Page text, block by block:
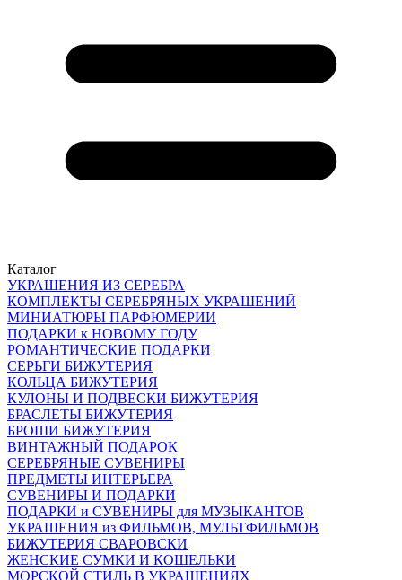
Каталог
УКРАШЕНИЯ ИЗ СЕРЕБРА
КОМПЛЕКТЫ СЕРЕБРЯНЫХ УКРАШЕНИЙ
МИНИАТЮРЫ ПАРФЮМЕРИИ
ПОДАРКИ к НОВОМУ ГОДУ
РОМАНТИЧЕСКИЕ ПОДАРКИ
СЕРЬГИ БИЖУТЕРИЯ
КОЛЬЦА БИЖУТЕРИЯ
КУЛОНЫ И ПОДВЕСКИ БИЖУТЕРИЯ
БРАСЛЕТЫ БИЖУТЕРИЯ
БРОШИ БИЖУТЕРИЯ
ВИНТАЖНЫЙ ПОДАРОК
СЕРЕБРЯНЫЕ СУВЕНИРЫ
ПРЕДМЕТЫ ИНТЕРЬЕРА
СУВЕНИРЫ И ПОДАРКИ
ПОДАРКИ и СУВЕНИРЫ для МУЗЫКАНТОВ
УКРАШЕНИЯ из ФИЛЬМОВ, МУЛЬТФИЛЬМОВ
БИЖУТЕРИЯ СВАРОВСКИ
ЖЕНСКИЕ СУМКИ И КОШЕЛЬКИ
МОРСКОЙ СТИЛЬ В УКРАШЕНИЯХ